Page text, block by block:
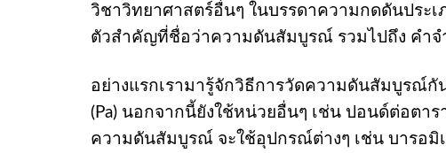
วิชาวิทยาศาสตร์อื่นๆ ในบรรดาความกดดันประ
ตัวสำคัญที่ชื่อว่าความดันสัมบูรณ์ รวมไปถึง คำจ
อย่างแรกเรามารู้จักวิธีการวัดความดันสัมบูรณ์
(Pa) นอกจากนี้ยังใช้หน่วยอื่นๆ เช่น ปอนด์ต่อตา
ความดันสัมบูรณ์ จะใช้อุปกรณ์ต่างๆ เช่น บารอมิ